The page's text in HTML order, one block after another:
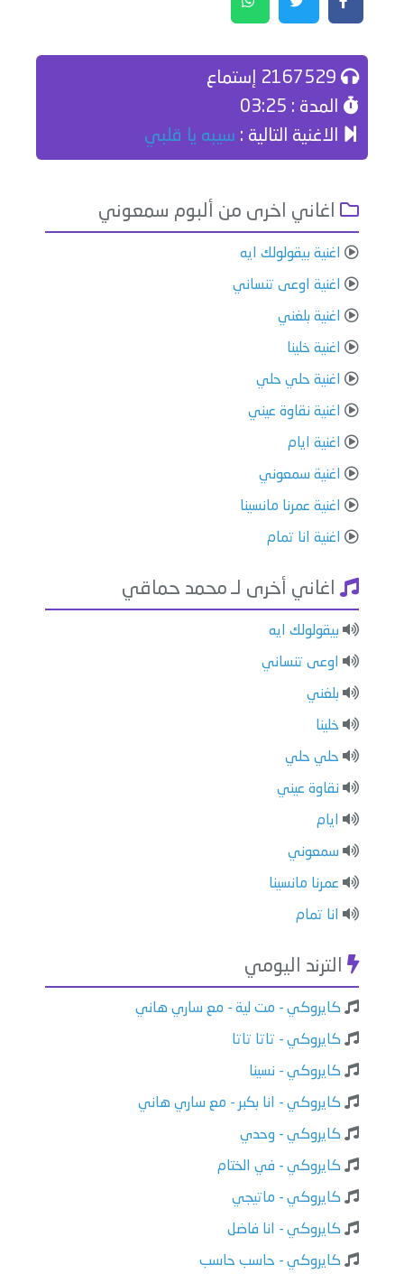
المدة : 03:25
الاغنية التالية : سيبه يا قلبي
اغاني اخرى من ألبوم سمعوني
اغنية بيقولولك ايه
اغنية اوعى تنساني
اغنية بلغني
اغنية خلينا
اغنية حلي حلي
اغنية نقاوة عيني
اغنية ايام
اغنية سمعوني
اغنية عمرنا مانسينا
اغنية انا تمام
اغاني أخرى لـ محمد حماقي
بيقولولك ايه
اوعى تنساني
بلغني
خلينا
حلي حلي
نقاوة عيني
ايام
سمعوني
عمرنا مانسينا
انا تمام
الترند اليومي
كايروكي - مت لية - مع ساري هاني
كايروكي - تاتا تاتا
كايروكي - نسينا
كايروكي - انا بكبر - مع ساري هاني
كايروكي - وحدي
كايروكي - في الختام
كايروكي - ماتيجي
كايروكي - انا فاضل
كايروكي - حاسب حاسب